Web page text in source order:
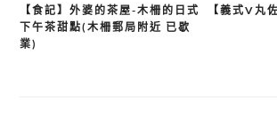
文
章
【食記】外婆的茶屋-木柵的日式
下午茶甜點(木柵郵局附近 已歇
業)
【義式V丸